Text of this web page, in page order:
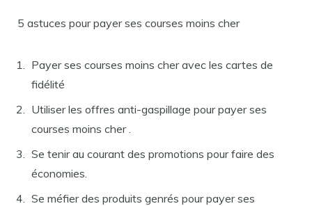
5 astuces pour payer ses courses moins cher
Payer ses courses moins cher avec les cartes de
fidélité
Utiliser les offres anti-gaspillage pour payer ses
courses moins cher .
Se tenir au courant des promotions pour faire des
économies.
Se méfier des produits genrés pour payer ses